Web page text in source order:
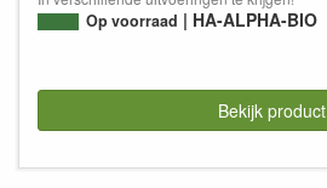
Op voorraad HA-ALPHA-BIO
Bekijk product